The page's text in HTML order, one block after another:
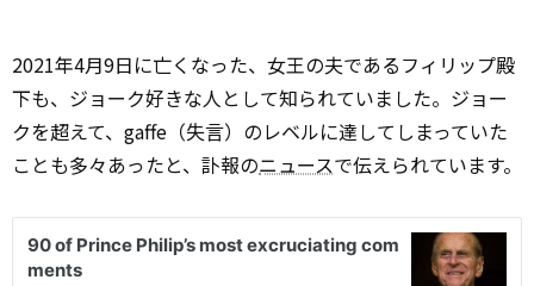
2021年4月9日に亡くなった、女王の夫であるフィリップ殿
下も、ジョーク好きな人として知られていました。ジョー
クを超えて、gaffe（失言）のレベルに達してしまっていた
ことも多々あったと、訃報のニュースで伝えられています。